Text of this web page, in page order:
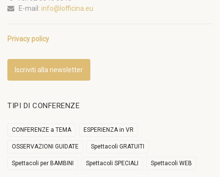
E-mail: info@lofficina.eu
Privacy policy
Iscriviti alla newsletter
TIPI DI CONFERENZE
CONFERENZE a TEMA ESPERIENZA in VR
OSSERVAZIONI GUIDATE Spettacoli GRATUITI
Spettacoli per BAMBINI Spettacoli SPECIALI Spettacoli WEB